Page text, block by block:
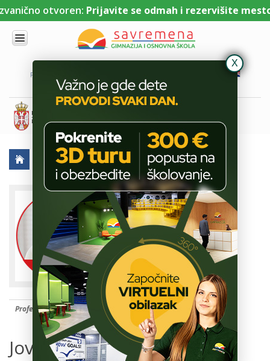
otvoren:Prijavite se odmah i rezervišite mesto
PORTAL ZA UČENIKE
NAMA
KOMBINOVANI
PROGRAM
NACIONALNI
PROGRAM
PROGRAM
SAVREMENO
OBRAZOVANJE
TEHNOLOGIJA
VESTI
ERASMUS+
OSNOVNA
ŠKOLA
PROFESORI JOVANA DUKIĆ
Profesorka hemije
Jovana Dukić